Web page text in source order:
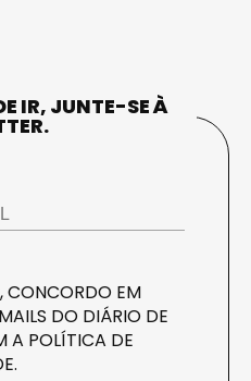
IR, JUNTE-SE À
CONCORDO EM
DO DIÁRIO DE
A POLÍTICA DE
.